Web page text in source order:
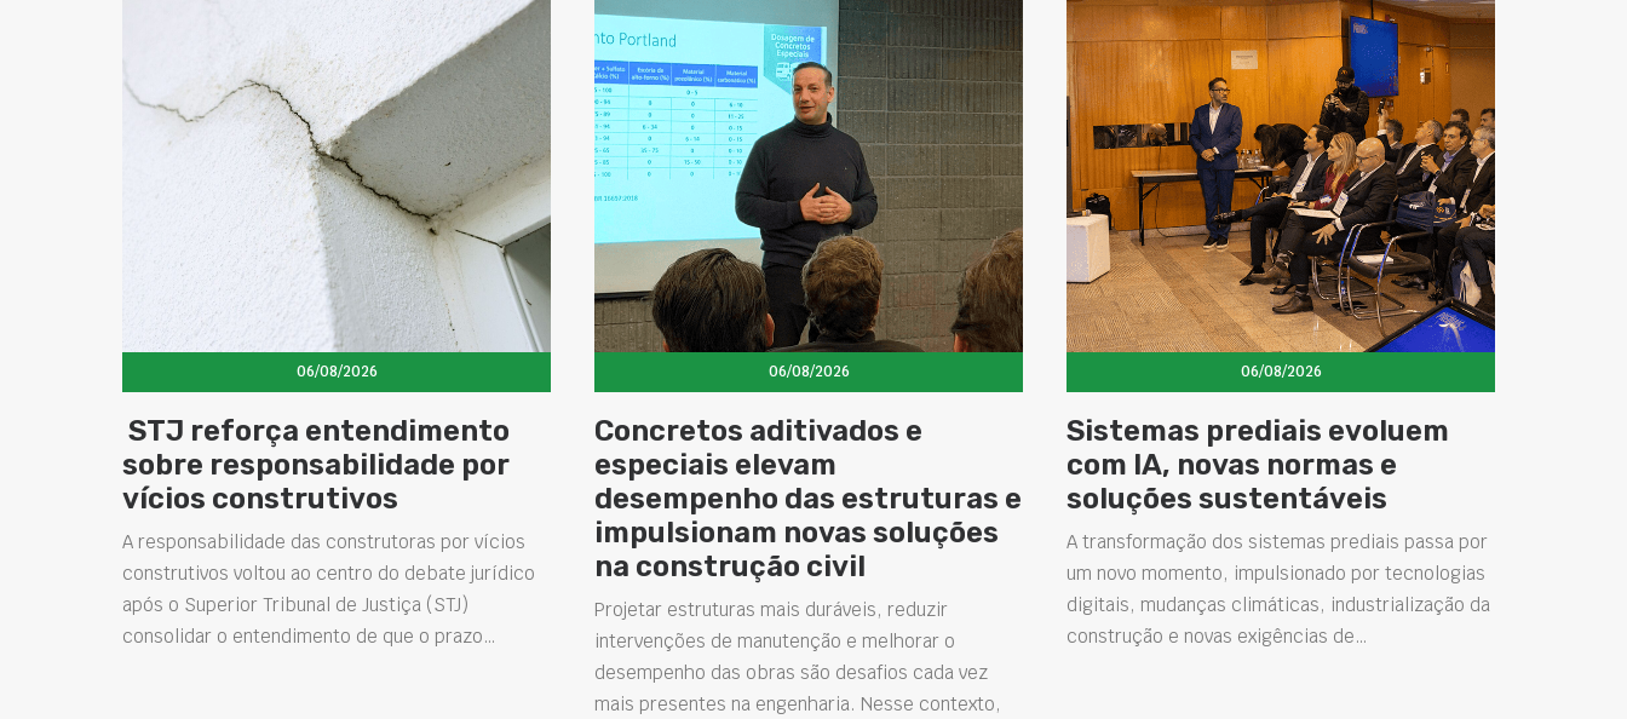
06/08/2026
STJ reforça entendimento
sobre responsabilidade por
vícios construtivos
A responsabilidade das construtoras por vícios
construtivos voltou ao centro do debate jurídico
após o Superior Tribunal de Justiça (STJ)
consolidar o entendimento de que o prazo…
06/08/2026
Concretos aditivados e
especiais elevam
desempenho das estruturas e
impulsionam novas soluções
na construção civil
Projetar estruturas mais duráveis, reduzir
intervenções de manutenção e melhorar o
desempenho das obras são desafios cada vez
mais presentes na engenharia. Nesse contexto,
06/08/2026
Sistemas prediais evoluem
com IA, novas normas e
soluções sustentáveis
A transformação dos sistemas prediais passa por
um novo momento, impulsionado por tecnologias
digitais, mudanças climáticas, industrialização da
construção e novas exigências de…